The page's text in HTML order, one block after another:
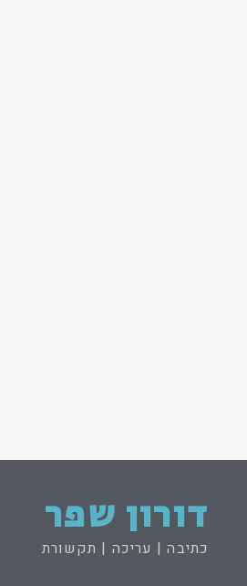
דורון שפר
כתיבה | עריכה | תקשורת